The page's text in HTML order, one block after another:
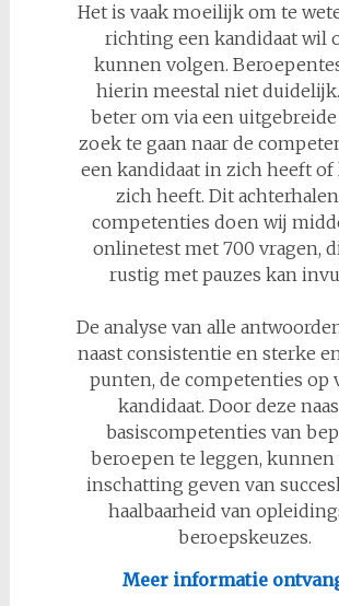
Het is vaak moeilijk om te
richting een kandidaat wil
kunnen volgen.
hierin meestal niet
beter om via een
zoek te gaan naar de
een kandidaat in zich heeft
zich heeft. Dit
competenties doen wij
onlinetest met 700 vragen,
rustig met pauzes kan
De analyse van alle
naast consistentie en sterke
punten, de competenties op
kandidaat. Door deze
basiscompetenties van
beroepen te leggen, kunnen
inschatting geven van
haalbaarheid van
beroepskeuzes.
Meer informatie